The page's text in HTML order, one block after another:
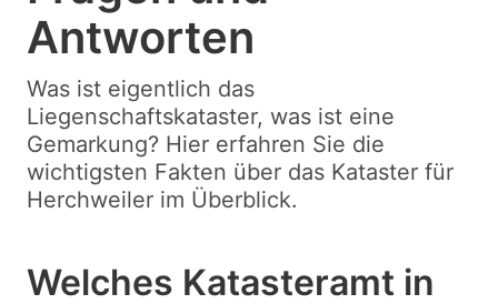
Antworten
Was ist eigentlich das
Liegenschaftskataster, was ist eine
Gemarkung? Hier erfahren Sie die
wichtigsten Fakten über das Kataster für
Herchweiler im Überblick.
Welches Katasteramt in